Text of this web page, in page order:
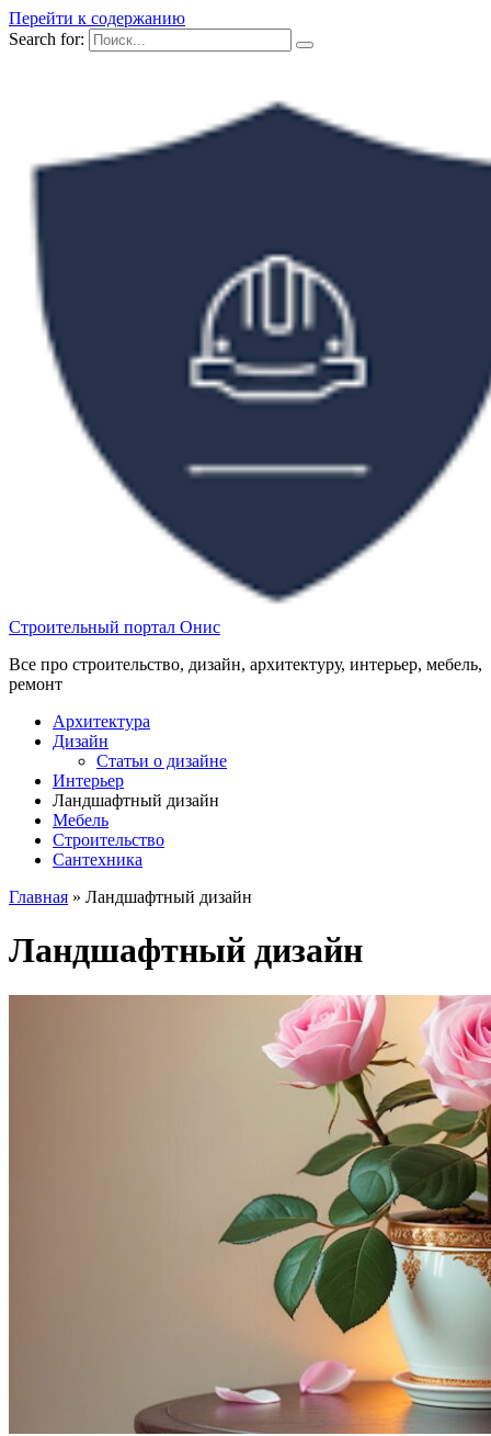
Перейти к содержанию
Search for:
Строительный портал Онис
Все про строительство, дизайн, архитектуру, интерьер, мебель,
ремонт
Архитектура
Дизайн
Статьи о дизайне
Интерьер
Ландшафтный дизайн
Мебель
Строительство
Сантехника
Главная » Ландшафтный дизайн
Ландшафтный дизайн